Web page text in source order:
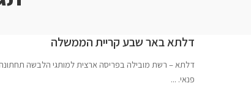
דלתא באר שבע קריית הממשלה
דלתא – רשת מובילה בפריסה ארצית למותגי הלבשה תחתונה
פנאי. ...